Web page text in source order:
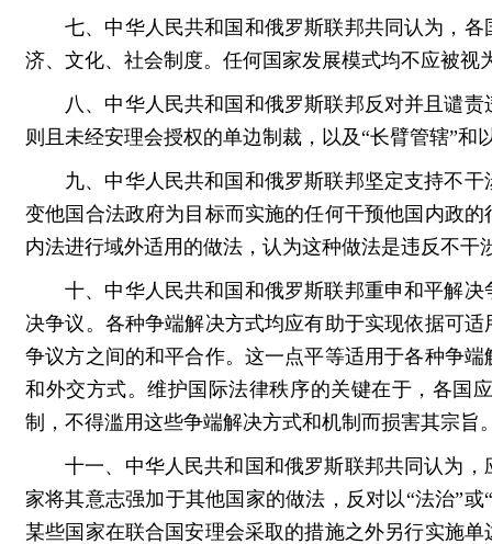
七、中华人民共和国和俄罗斯联邦共同认为，
济、文化、社会制度。任何国家发展模式均不应被视
八、中华人民共和国和俄罗斯联邦反对并且谴
则且未经安理会授权的单边制裁，以及“长臂管辖”
九、中华人民共和国和俄罗斯联邦坚定支持不
变他国合法政府为目标而实施的任何干预他国内政
内法进行域外适用的做法，认为这种做法是违反不干
十、中华人民共和国和俄罗斯联邦重申和平解
决争议。各种争端解决方式均应有助于实现依据可
争议方之间的和平合作。这一点平等适用于各种争
和外交方式。维护国际法律秩序的关键在于，各国
制，不得滥用这些争端解决方式和机制而损害其宗旨
十一、中华人民共和国和俄罗斯联邦共同认为
家将其意志强加于其他国家的做法，反对以“法治”
某些国家在联合国安理会采取的措施之外另行实施